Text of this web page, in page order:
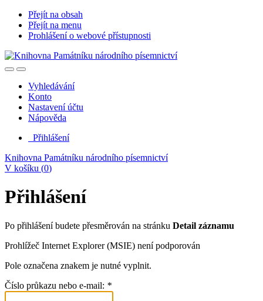
Přejít na obsah
Přejít na menu
Prohlášení o webové přístupnosti
Vyhledávání
Konto
Nastavení účtu
Nápověda
Přihlášení
Knihovna Památníku národního písemnictví
V košíku (0)
Přihlášení
Po přihlášení budete přesměrován na stránku Detail záznamu
Prohlížeč Internet Explorer (MSIE) není podporován
Pole označena znakem je nutné vyplnit.
Číslo průkazu nebo e-mail: *